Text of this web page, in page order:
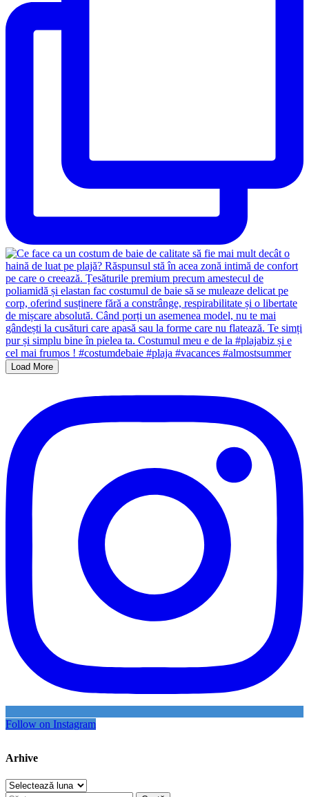
Load More
Follow on Instagram
Arhive
Arhive